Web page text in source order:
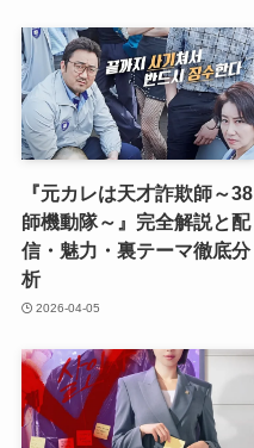
『元カレは天才詐欺師～38
師機動隊～』完全解説と配
信・魅力・裏テーマ徹底分
析
2026-04-05